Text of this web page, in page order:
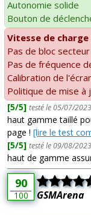
Autonomie solide
Bouton de
Vitesse de charge
Pas de bloc
Pas de fréquence
Calibration de
Politique de mise à
[5/5] testé le 05/07/2023
haut gamme taillé
page ! [lire le test
[5/5] testé le 09/08/2023
haut de gamme
90
100 GSMArena